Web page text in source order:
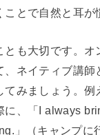
ことで自然と耳が
とも大切です。オ
、ネイティブ講師
てみましょう。例
に、「I always
」（キャンプに